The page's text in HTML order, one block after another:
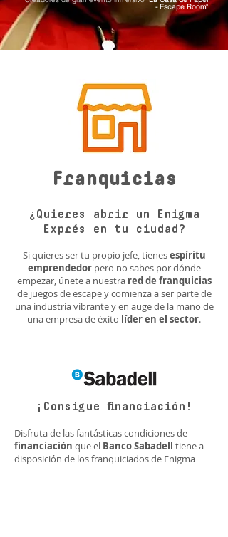
- Escape Room"
Franquicias
¿Quieres abrir un Enigma
Exprés en tu ciudad?
Si quieres ser tu propio jefe, tienesespíritu
emprendedorpero no sabes por dónde
empezar, únete a nuestra red de franquicias
de juegos de escape y comienza a ser parte de
una industria vibrante y en auge de la mano de
una empresa de éxito líder en el sector.
¡Consigue financiación!
Disfruta de las fantásticas condiciones de
financiación que el Banco Sabadell tiene a
disposición de los franquiciados de Enigma